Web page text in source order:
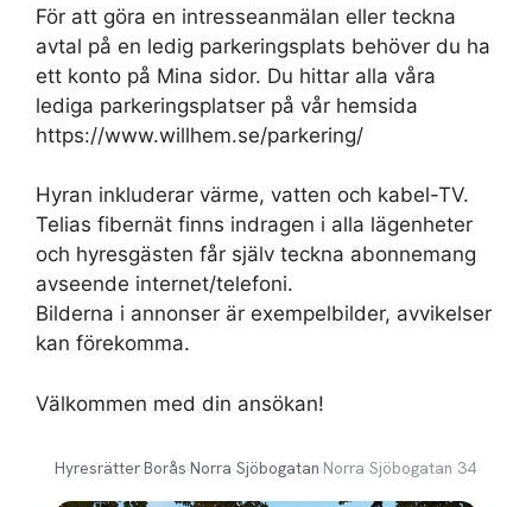
För att göra en intresseanmälan eller teckna
avtal på en ledig parkeringsplats behöver du ha
ett konto på Mina sidor. Du hittar alla våra
lediga parkeringsplatser på vår hemsida
https://www.willhem.se/parkering/
Hyran inkluderar värme, vatten och kabel-TV.
Telias fibernät finns indragen i alla lägenheter
och hyresgästen får själv teckna abonnemang
avseende internet/telefoni.
Bilderna i annonser är exempelbilder, avvikelser
kan förekomma.
Välkommen med din ansökan!
Hyresrätter›Borås›Norra Sjöbogatan›Norra Sjöbogatan 34